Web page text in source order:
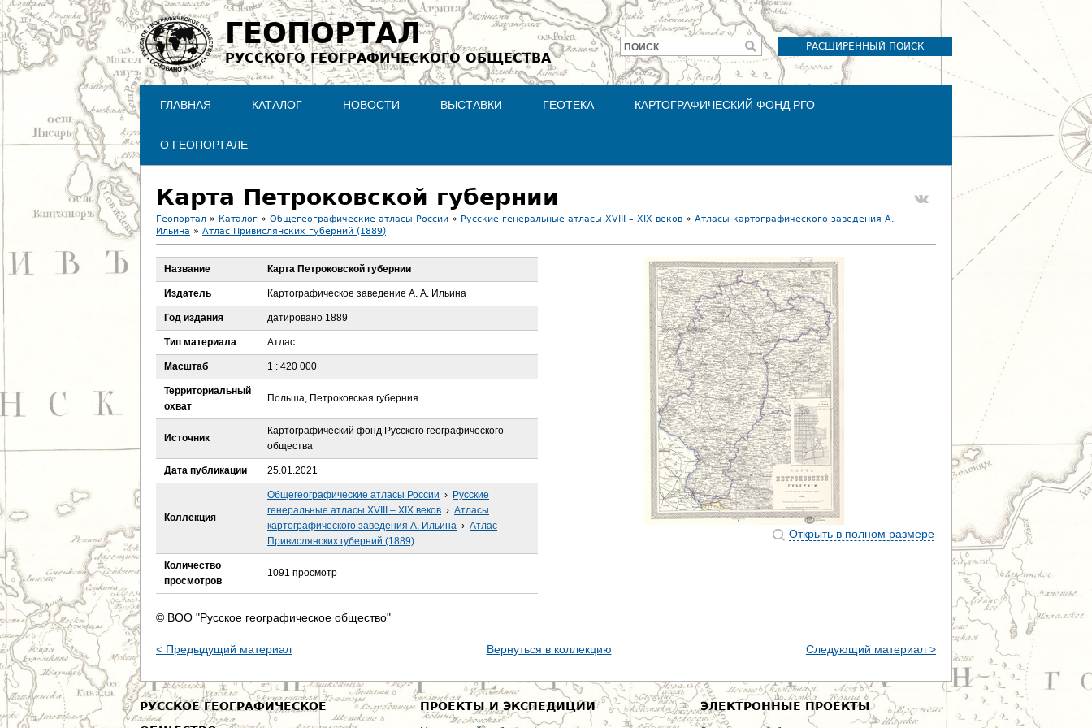
Jump to navigation
ГЕОПОРТАЛ
РУССКОГО ГЕОГРАФИЧЕСКОГО ОБЩЕСТВА
РАСШИРЕННЫЙ ПОИСК
Форма
поиска
ПОИСК
ГЛАВНАЯ КАТАЛОГ НОВОСТИ ВЫСТАВКИ ГЕОТЕКА КАРТОГРАФИЧЕСКИЙ ФОНД РГО
О ГЕОПОРТАЛЕ
Карта Петроковской губернии
В
ы
з
д
е
с
ь
Геопортал » Каталог » Общегеографические атласы России » Русские генеральные атласы XVIII – XIX веков » Атласы картографического заведения А.
Ильина » Атлас Привислянских губерний (1889)
Открыть в полном размере
Название Карта Петроковской губернии
Издатель Картографическое заведение А. А. Ильина
Год издания датировано 1889
Тип материала Атлас
Масштаб 1 : 420 000
Территориальный
охват
Польша, Петроковская губерния
Источник
Картографический фонд Русского географического
общества
Дата публикации 25.01.2021
Коллекция
Общегеографические атласы России › Русские
генеральные атласы XVIII – XIX веков › Атласы
картографического заведения А. Ильина › Атлас
Привислянских губерний (1889)
Количество
просмотров
1091 просмотр
© ВОО "Русское географическое общество"
< Предыдущий материал Вернуться в коллекцию Следующий материал >
РУССКОЕ ГЕОГРАФИЧЕСКОЕ
ПРОЕКТЫ И ЭКСПЕДИЦИИ ЭЛЕКТРОННЫЕ ПРОЕКТЫ